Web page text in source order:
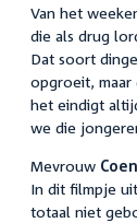
Van het
die als drug
Dat soort
opgroeit, maar
het eindigt
we die
Mevrouw
In dit filmpje
totaal niet